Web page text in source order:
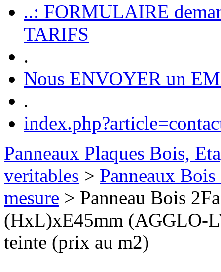
..: FORMULAIRE
TARIFS
.
Nous ENVOYER un
.
Panneaux Plaques Bois,
veritables > Panneaux
mesure > Panneau Bois
(HxL)xE45mm (AGGLO-
teinte (prix au m2)